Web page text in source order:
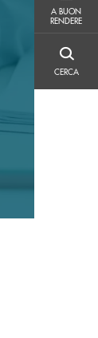
A BUON
RENDERE
CERCA